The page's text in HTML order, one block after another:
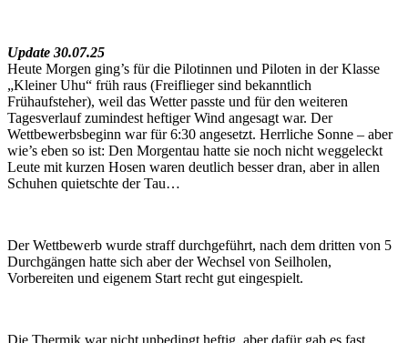
Update 30.07.25
Heute Morgen ging’s für die Pilotinnen und Piloten in der Klasse
„Kleiner Uhu“ früh raus (Freiflieger sind bekanntlich
Frühaufsteher), weil das Wetter passte und für den weiteren
Tagesverlauf zumindest heftiger Wind angesagt war. Der
Wettbewerbsbeginn war für 6:30 angesetzt. Herrliche Sonne – aber
wie’s eben so ist: Den Morgentau hatte sie noch nicht weggeleckt
Leute mit kurzen Hosen waren deutlich besser dran, aber in allen
Schuhen quietschte der Tau…
Der Wettbewerb wurde straff durchgeführt, nach dem dritten von 5
Durchgängen hatte sich aber der Wechsel von Seilholen,
Vorbereiten und eigenem Start recht gut eingespielt.